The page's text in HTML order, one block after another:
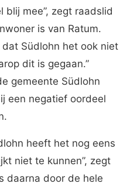
blij mee”, zegt raadslid
is van Ratum.
Südlohn het ook niet
dit is gegaan.”
gemeente Südlohn
een negatief oordeel
heeft het nog eens
niet te kunnen”, zegt
daarna door de hele